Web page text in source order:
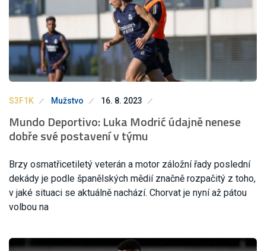
S3F1K Mužstvo 16. 8. 2023
Mundo Deportivo: Luka Modrić údajně nenese
dobře své postavení v týmu
Brzy osmatřicetiletý veterán a motor záložní řady poslední
dekády je podle španělských mědií značně rozpačitý z toho,
v jaké situaci se aktuálně nachází. Chorvat je nyní až pátou
volbou na